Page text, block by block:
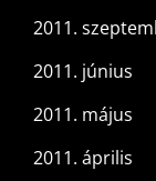
2011.
2011. június
2011. május
2011. április